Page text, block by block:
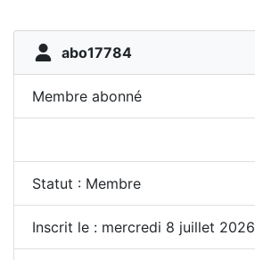
abo17784
Membre abonné
Statut : Membre
Inscrit le : mercredi 8 juillet 2026